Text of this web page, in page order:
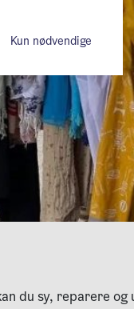
du sy, reparere
Kun nødvendige